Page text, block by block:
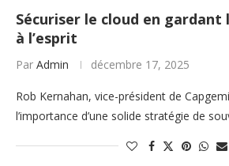
Sécuriser le cloud en
à l’esprit
Par Admin décembre 17, 2025
Rob Kernahan, vice-président de
l’importance d’une solide stratégie de